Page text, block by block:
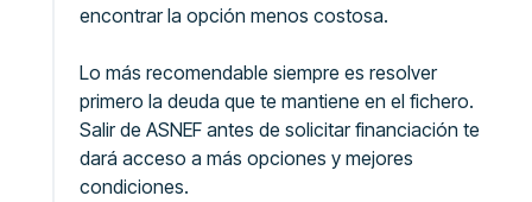
encontrar la opción menos costosa.
Lo más recomendable siempre es resolver
primero la deuda que te mantiene en el fichero.
Salir de ASNEF antes de solicitar financiación te
dará acceso a más opciones y mejores
condiciones.